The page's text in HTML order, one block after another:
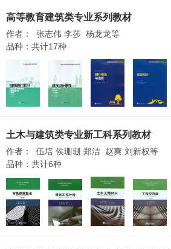
高等教育建筑类专业系列教材
作者： 张志伟 李莎 杨龙龙等
品种：共计17种
土木与建筑类专业新工科系列教材
作者： 伍培 侯珊珊 郑洁 赵爽 刘新权等
品种：共计6种